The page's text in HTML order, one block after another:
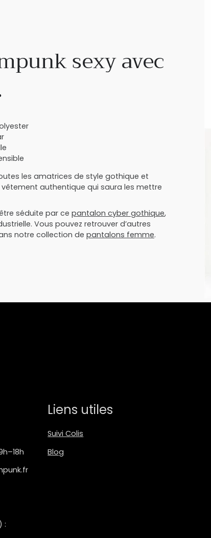
sexy avec
les amatrices de style gothique et
authentique qui saura les mettre
séduite par ce pantalon cyber gothique,
Vous pouvez retrouver d’autres
notre collection de pantalons femme.
:
Liens utiles
Suivi Colis
Blog